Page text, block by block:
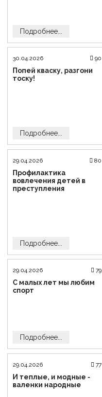
Подробнее...
30.04.2026 90
Попей кваску, разгони
тоску!
Подробнее...
29.04.2026 80
Профилактика
вовлечения детей в
преступления
Подробнее...
29.04.2026 79
С малых лет мы любим
спорт
Подробнее...
29.04.2026 77
И теплые, и модные -
валенки народные